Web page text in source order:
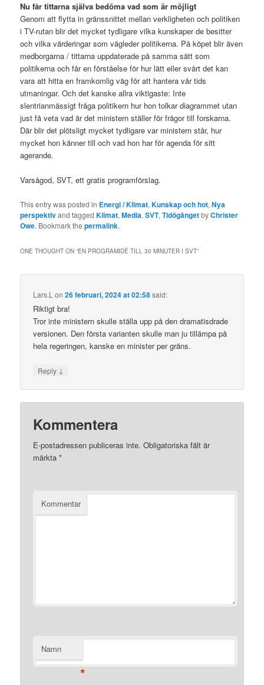
Nu får tittarna själva bedöma vad som är möjligt
Genom att flytta in gränssnittet mellan verkligheten och politiken
i TV-rutan blir det mycket tydligare vilka kunskaper de besitter
och vilka värderingar som vägleder politikerna. På köpet blir även
medborgarna / tittarna uppdaterade på samma sätt som
politikerna och får en förståelse för hur lätt eller svårt det kan
vara att hitta en framkomlig väg för att hantera vår tids
utmaningar. Och det kanske allra viktigaste: Inte
slentrianmässigt fråga politikern hur hon tolkar diagrammet utan
just få veta vad är det ministern ställer för frågor till forskarna.
Där blir det plötsligt mycket tydligare var ministern står, hur
mycket hon känner till och vad hon har för agenda för sitt
agerande.
Varsågod, SVT, ett gratis programförslag.
This entry was posted in Energi / Klimat,Kunskap och hot,Nya
perspektivand taggedKlimat,Media,SVT,TidögängetbyChrister
Owe. Bookmark thepermalink.
ONE THOUGHT ON “EN PROGRAMIDÉ TILL 30 MINUTER I SVT”
Lars.L on26 februari, 2024 at 02:58said:
Riktigt bra!
Tror inte ministern skulle ställa upp på den dramatisdrade
versionen. Den första varianten skulle man ju tillämpa på
hela regeringen, kanske en minister per gräns.
Reply ↓
Kommentera
E-postadressen publiceras inte. Obligatoriska fält är
märkta*
Kommentar
Namn
*